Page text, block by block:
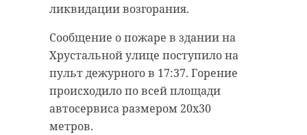
ликвидации возгорания.
Сообщение о пожаре в здании на
Хрустальной улице поступило на
пульт дежурного в 17:37. Горение
происходило по всей площади
автосервиса размером 20х30
метров.